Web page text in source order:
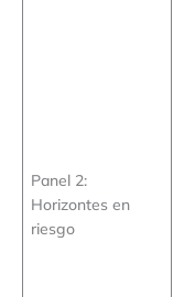
Panel 2:
Horizontes en
riesgo